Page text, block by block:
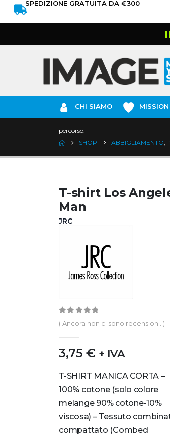
SPEDIZIONE GRATUITA DA €300
CHI SIAMO MISSION
percorso:
SHOP
ABBIGLIAMENTO,
T-shirt Los
Man
JRC
0out of 5
( Ancora non ci sono recensioni. )
3,75 € + IVA
T-SHIRT MANICA CORTA –
100% cotone (solo colore
melange 90% cotone-10%
viscosa) – Tessuto
compattato (Combed